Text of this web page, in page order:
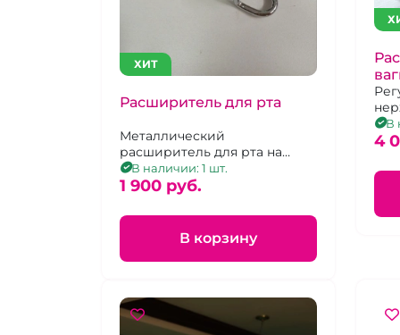
ХИТ
Расширитель для рта
Металлический
расширитель для рта на
ремешке
В наличии: 1 шт.
1 900 pуб.
В корзину
В
4